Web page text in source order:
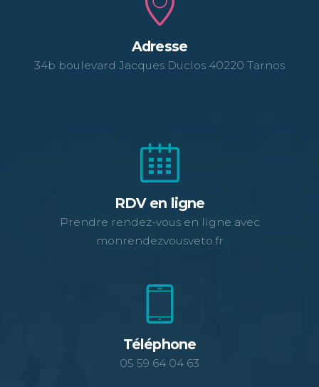
Adresse
34b boulevard Jacques Duclos 40220 Tarnos
RDV en ligne
Prendre rendez-vous en ligne avec
monrendezvousveto.fr
Téléphone
05 59 64 04 63